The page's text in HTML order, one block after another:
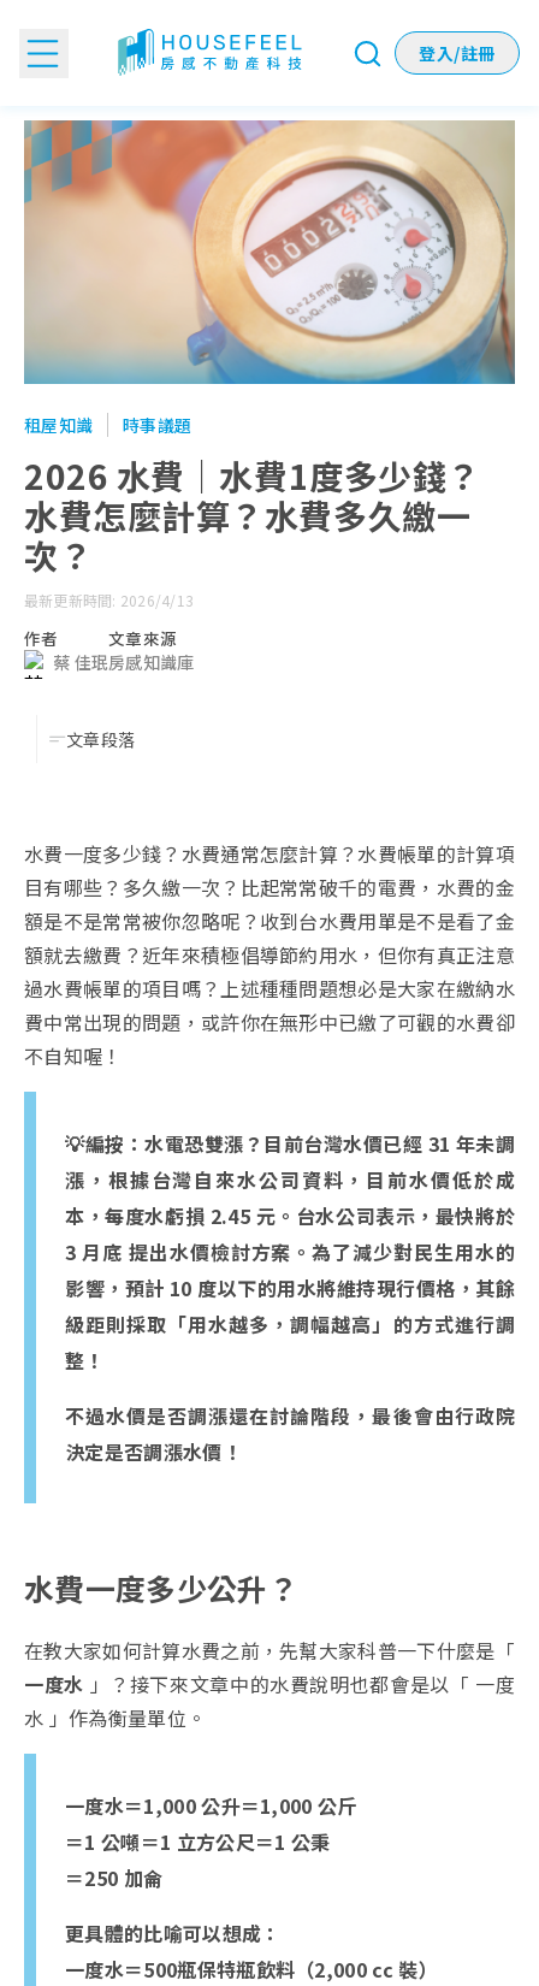
登入/註冊
2026 水費｜水費1度多少錢？水費怎麼計算？水費多久繳一次
租屋知識 時事議題
2026 水費｜水費1度多少錢？
水費怎麼計算？水費多久繳一
次？
最新更新時間: 2026/4/13
作者
蔡 佳珉
文章來源
房感知識庫
文章段落
水費一度多少錢？水費通常怎麼計算？水費帳單的計算項
目有哪些？多久繳一次？比起常常破千的電費，水費的金
額是不是常常被你忽略呢？收到台水費用單是不是看了金
額就去繳費？近年來積極倡導節約用水，但你有真正注意
過水費帳單的項目嗎？上述種種問題想必是大家在繳納水
費中常出現的問題，或許你在無形中已繳了可觀的水費卻
不自知喔！
💡編按：水電恐雙漲？目前台灣水價已經 31 年未調
漲，根據台灣自來水公司資料，目前水價低於成
本，每度水虧損 2.45 元。台水公司表示，最快將於
3 月底 提出水價檢討方案。為了減少對民生用水的
影響，預計 10 度以下的用水將維持現行價格，其餘
級距則採取「用水越多，調幅越高」的方式進行調
整！
不過水價是否調漲還在討論階段，最後會由行政院
決定是否調漲水價！
水費一度多少公升？
在教大家如何計算水費之前，先幫大家科普一下什麼是「
一度水 」？接下來文章中的水費說明也都會是以「 一度
水 」作為衡量單位。
一度水＝1,000 公升＝1,000 公斤
＝1 公噸＝1 立方公尺＝1 公秉
＝250 加侖
更具體的比喻可以想成：
一度水＝500瓶保特瓶飲料（2,000 cc 裝）